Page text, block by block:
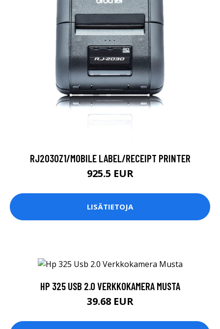
RJ2030Z1/MOBILE LABEL/RECEIPT PRINTER
925.5 EUR
LISÄTIETOJA
HP 325 USB 2.0 VERKKOKAMERA MUSTA
39.68 EUR